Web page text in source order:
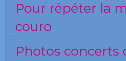
Pour répéter la
couro
Photos concerts